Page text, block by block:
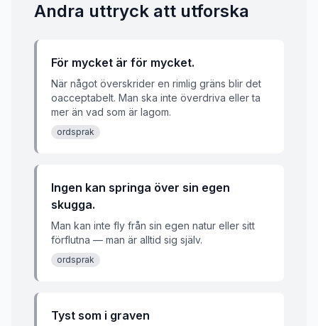
Andra uttryck att utforska
För mycket är för mycket.
När något överskrider en rimlig gräns blir det
oacceptabelt. Man ska inte överdriva eller ta
mer än vad som är lagom.
ordsprak
Ingen kan springa över sin egen
skugga.
Man kan inte fly från sin egen natur eller sitt
förflutna — man är alltid sig själv.
ordsprak
Tyst som i graven